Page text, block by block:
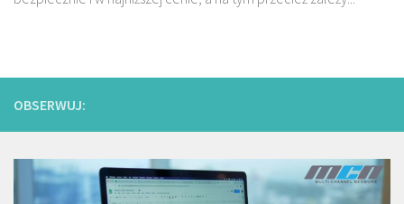
OBSERWUJ: